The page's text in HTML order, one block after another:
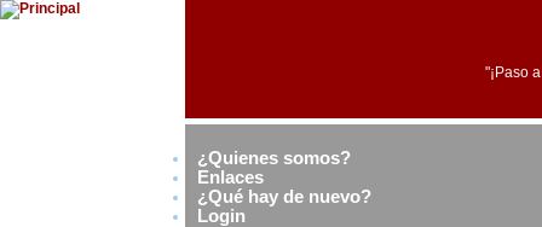
"¡Paso
¿Quienes somos?
Enlaces
¿Qué hay de nuevo?
Login